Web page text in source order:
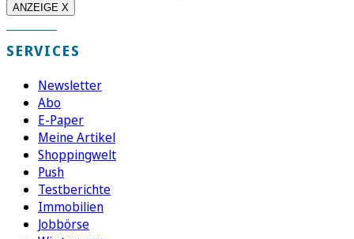
ANZEIGE X
SERVICES
Newsletter
Abo
E-Paper
Meine Artikel
Shoppingwelt
Push
Testberichte
Immobilien
Jobbörse